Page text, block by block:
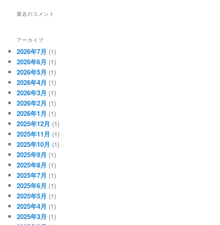
最近のコメント
アーカイブ
2026年7月 (1)
2026年6月 (1)
2026年5月 (1)
2026年4月 (1)
2026年3月 (1)
2026年2月 (1)
2026年1月 (1)
2025年12月 (1)
2025年11月 (1)
2025年10月 (1)
2025年9月 (1)
2025年8月 (1)
2025年7月 (1)
2025年6月 (1)
2025年5月 (1)
2025年4月 (1)
2025年3月 (1)